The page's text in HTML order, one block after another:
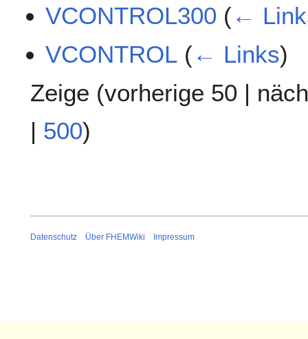
VCONTROL300 (←
VCONTROL (← Links)
Zeige (vorherige 50 |
| 500)
Datenschutz Über FHEMWiki Impressum